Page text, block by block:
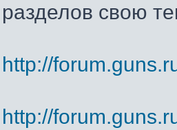
разделов свою
http://
http://